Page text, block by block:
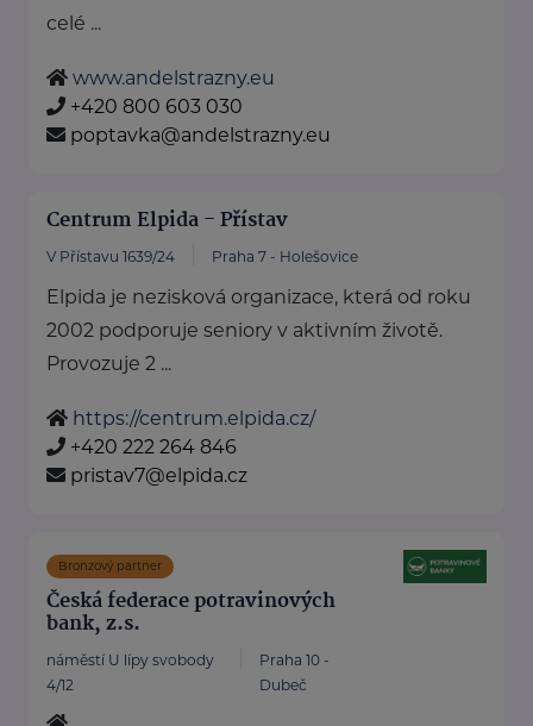
celé ...
www.andelstrazny.eu
+420 800 603 030
poptavka@andelstrazny.eu
Centrum Elpida - Přístav
V Přístavu 1639/24 Praha 7 - Holešovice
Elpida je nezisková organizace, která od roku
2002 podporuje seniory v aktivním životě.
Provozuje 2 ...
https://centrum.elpida.cz/
+420 222 264 846
pristav7@elpida.cz
Bronzový partner
Česká federace potravinových
bank, z.s.
náměstí U lípy svobody
4/12
Praha 10 -
Dubeč